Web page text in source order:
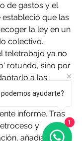
de gastos y el
que las
la ley en un
colectivo.
teletrabajo ya no
rotundo, sino por
a las
de
señalaba
informe. Tras
y
añadían, los
podemos ayudarte?
1